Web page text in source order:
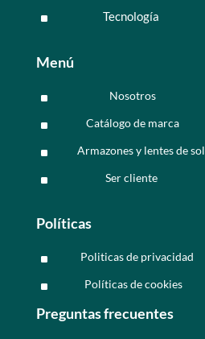
^ Tecnología
Menú
^ Nosotros
^ Catálogo de marca
^ Armazones y lentes de sol
^ Ser cliente
Políticas
^ Politicas de privacidad
^ Políticas de cookies
Preguntas frecuentes